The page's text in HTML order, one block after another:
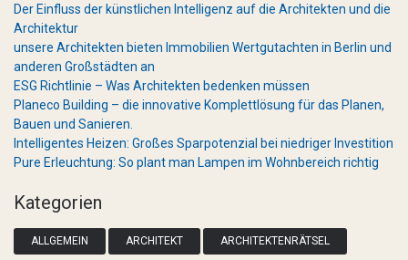
Der Einfluss der künstlichen Intelligenz auf die Architekten und die
Architektur
unsere Architekten bieten Immobilien Wertgutachten in Berlin und
anderen Großstädten an
ESG Richtlinie – Was Architekten bedenken müssen
Planeco Building – die innovative Komplettlösung für das Planen,
Bauen und Sanieren.
Intelligentes Heizen: Großes Sparpotenzial bei niedriger Investition
Pure Erleuchtung: So plant man Lampen im Wohnbereich richtig
Kategorien
ALLGEMEIN ARCHITEKT ARCHITEKTENRÄTSEL